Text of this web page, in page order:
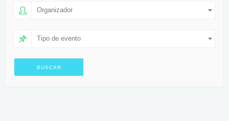
Organizador
Tipo de evento